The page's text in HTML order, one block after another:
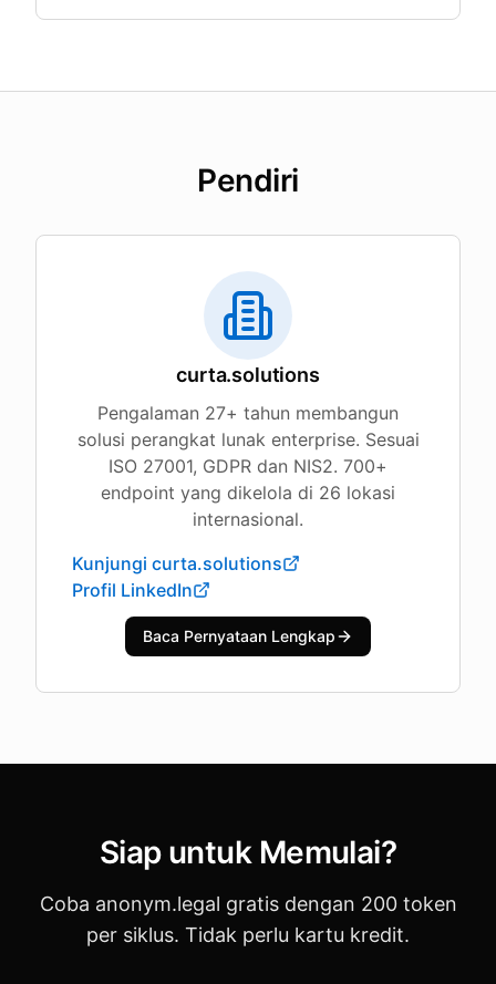
Pendiri
curta.solutions
Pengalaman 27+ tahun membangun
solusi perangkat lunak enterprise. Sesuai
ISO 27001, GDPR dan NIS2. 700+
endpoint yang dikelola di 26 lokasi
internasional.
Kunjungi curta.solutions
Profil LinkedIn
Baca Pernyataan Lengkap
Siap untuk Memulai?
Coba anonym.legal gratis dengan 200 token
per siklus. Tidak perlu kartu kredit.